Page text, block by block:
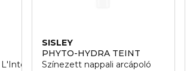
Anti Age
SISLEY
PHYTO-HYDRA TEINT
Színezett nappali arcápoló